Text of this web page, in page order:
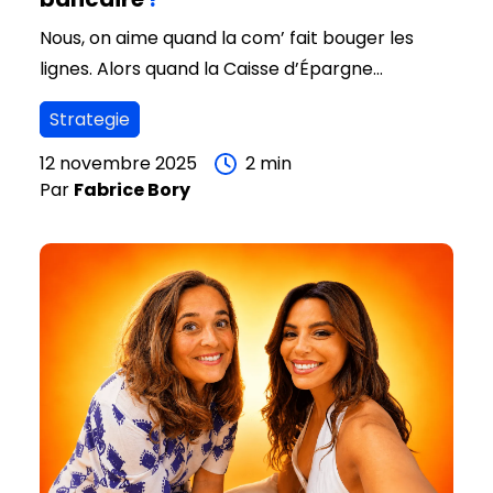
Nous, on aime quand la com’ fait bouger les
lignes. Alors quand la Caisse d’Épargne
Aquitaine Poitou-Charentes nous a demandé
d’imaginer une campagne capable de parler
aux 18-25 ans, on a retroussé nos manches.
Strategie
12 novembre 2025
2 min
Par FabriceBory